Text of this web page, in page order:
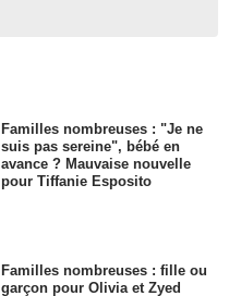
Familles nombreuses : "Je ne
suis pas sereine", bébé en
avance ? Mauvaise nouvelle
pour Tiffanie Esposito
Familles nombreuses : fille ou
garçon pour Olivia et Zyed